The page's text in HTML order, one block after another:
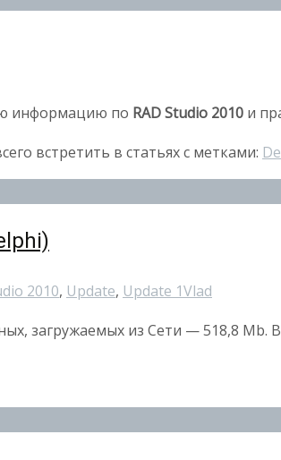
информацию по RAD Studio 2010 и
встретить в статьях с метками:
2010, Update, Update 1Vlad
загружаемых из Сети — 518,8